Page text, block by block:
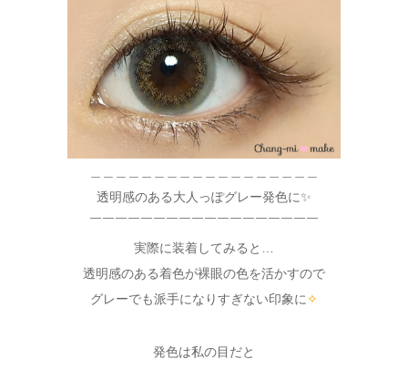
透明感のある大人っぽグレー発色に✨
￣￣￣￣￣￣￣￣￣￣￣￣￣￣￣￣￣￣
実際に装着してみると…
透明感のある着色が裸眼の色を活かすので
グレーでも派手になりすぎない印象に✧
発色は私の目だと